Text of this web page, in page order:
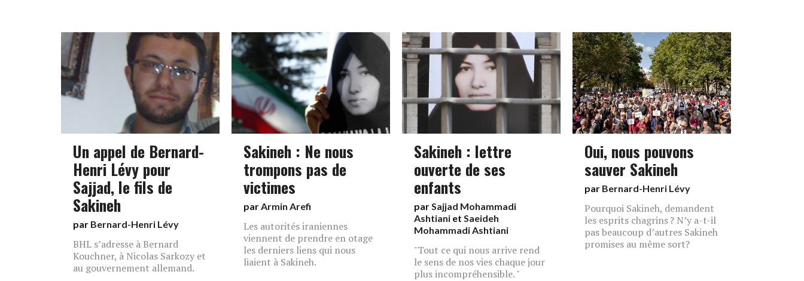
Un appel de Bernard-
Henri Lévy pour
Sajjad, le fils de
Sakineh
par Bernard-Henri Lévy
BHL s’adresse à Bernard
Kouchner, à Nicolas Sarkozy et
au gouvernement allemand.
Sakineh : Ne nous
trompons pas de
victimes
parArmin Arefi
Les autorités iraniennes
viennent de prendre en otage
les derniers liens qui nous
liaient à Sakineh.
Sakineh : lettre
ouverte de ses
enfants
parSajjad Mohammadi
Ashtiani et Saeideh
Mohammadi Ashtiani
"Tout ce qui nous arrive rend
le sens de nos vies chaque jour
plus incompréhensible. "
Oui, nous pouvons
sauver Sakineh
par Bernard-Henri Lévy
Pourquoi Sakineh, demandent
les esprits chagrins ? N’y a-t-il
pas beaucoup d’autres Sakineh
promises au même sort?